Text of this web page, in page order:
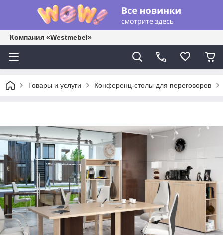
Компания «Westmebel»
Товары и услуги Конференц-столы для переговоров